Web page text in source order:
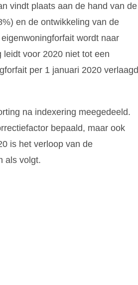
vindt plaats aan de hand van de
en de ontwikkeling van de
wordt naar
voor 2020 niet tot een
per 1 januari 2020 verlaagd
na indexering meegedeeld.
bepaald, maar ook
is het verloop van de
als volgt.